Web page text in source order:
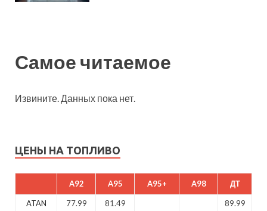
Самое читаемое
Извините. Данных пока нет.
ЦЕНЫ НА ТОПЛИВО
A92 A95 A95+ A98 ДТ
ATAN 77.99 81.49
89.99